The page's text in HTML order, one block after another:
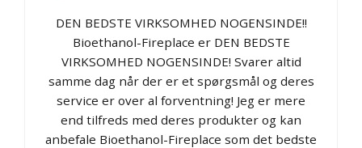
DEN BEDSTE VIRKSOMHED NOGENSINDE!!
Bioethanol-Fireplace er DEN BEDSTE
VIRKSOMHED NOGENSINDE! Svarer altid
samme dag når der er et spørgsmål og deres
service er over al forventning! Jeg er mere
end tilfreds med deres produkter og kan
anbefale Bioethanol-Fireplace som det bedste